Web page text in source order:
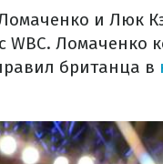
и Люк
WBC. Ломаченко
британца в